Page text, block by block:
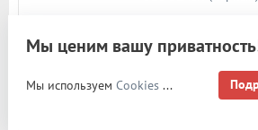
BLACK (Черный)
современной коллекции
ручки нового поколения - квадратное
Мы ценим вашу
Мы используем Cookies...